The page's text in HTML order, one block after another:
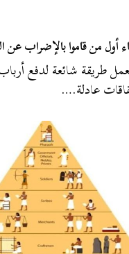
أول من قاموا بالإضراب عن
طريقة شائعة لدفع
عادلة.…